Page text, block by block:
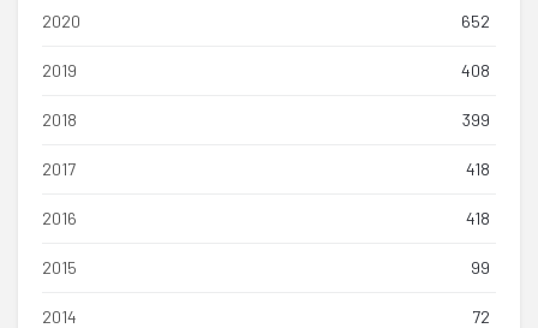
2020 652
2019 408
2018 399
2017 418
2016 418
2015 99
2014 72